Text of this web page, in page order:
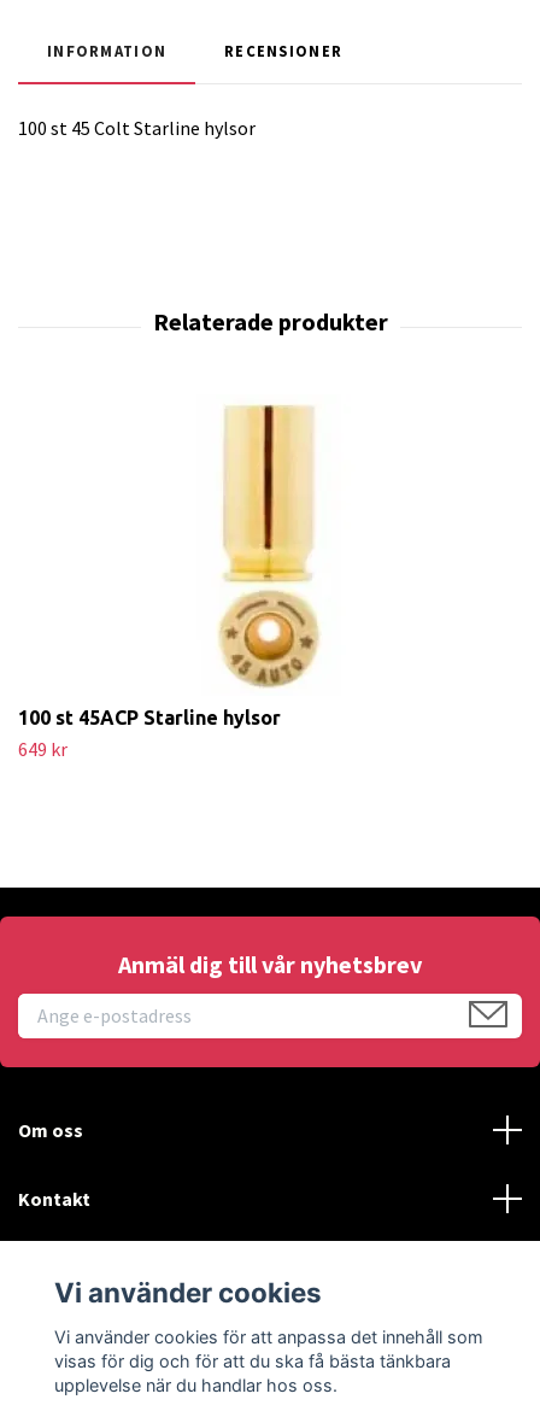
INFORMATION RECENSIONER
100 st 45 Colt Starline hylsor
100 st 45ACP Starline hylsor
649 kr
Anmäl dig till vår nyhetsbrev
Om oss
Kontakt
Sociala medier
Vi använder cookies
Vi använder cookies för att anpassa det innehåll som
visas för dig och för att du ska få bästa tänkbara
upplevelse när du handlar hos oss.